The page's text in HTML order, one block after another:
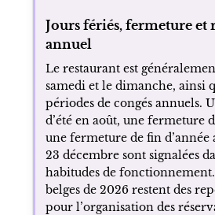
Jours fériés, fermeture et
annuel
Le restaurant est
samedi et le dimanche, ainsi
périodes de congés annuels.
d’été en août, une fermeture
une fermeture de fin d’année
23 décembre sont signalées
habitudes de
belges de 2026 restent des
pour l’organisation des